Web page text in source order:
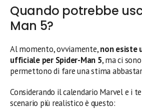
Quando potrebbe
Man 5?
Al momento, ovviamente,non esiste
ufficiale per Spider-Man 5, ma ci
permettono di fare una stima
Considerando il calendario Marvel e i
scenario più realistico è questo: